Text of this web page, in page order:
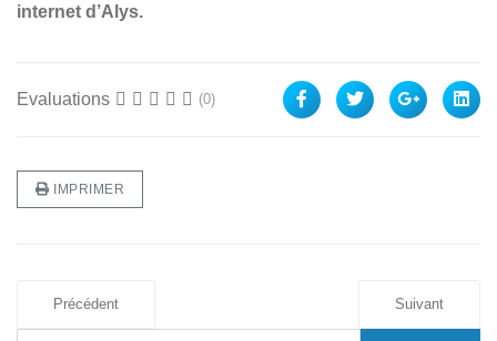
internet d’Alys.
Evaluations (0)
IMPRIMER
Précédent Suivant